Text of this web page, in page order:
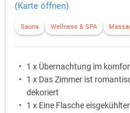
(Karte öffnen)
Sauna Wellness & SPA
1 x Übernachtung im
1 x Das Zimmer ist
dekoriert
1 x Eine Flasche